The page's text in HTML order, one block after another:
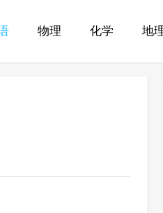
物理 化学 地